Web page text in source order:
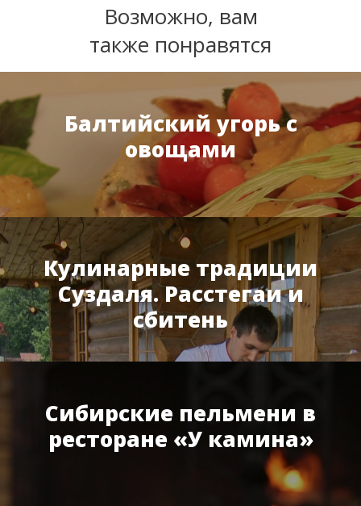
Возможно, вам
также понравятся
Балтийский угорь с
овощами
Кулинарные традиции
Суздаля. Расстегаи и
сбитень
Сибирские пельмени в
ресторане «У камина»